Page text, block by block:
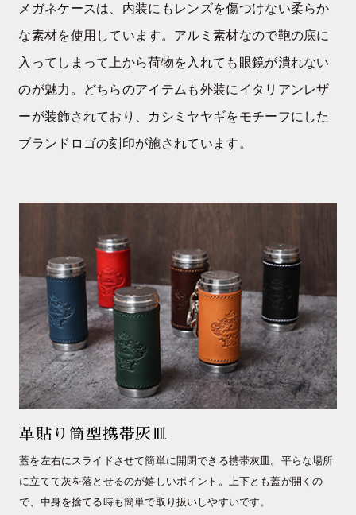
メガネケースは、内装にもレンズを傷つけない柔らか
な素材を使用しています。アルミ素材なので鞄の底に
入ってしまって上から荷物を入れても眼鏡が潰れない
のが魅力。どちらのアイテムも外装にイタリアンレザ
ーが装飾されており、カシミヤヤギをモチーフにした
ブランドロゴの刻印が施されています。
革貼り筒型携帯灰皿
蓋を左右にスライドさせて簡単に開閉できる携帯灰皿。平らな場所
に立てて灰を落とせるのが嬉しいポイント。上下とも蓋が開くの
で、中身を捨てる時も簡単で取り扱いしやすいです。